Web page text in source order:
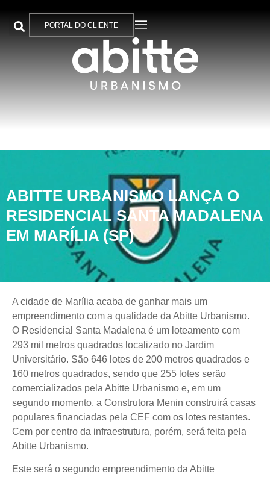
PORTAL DO CLIENTE
ABITTE URBANISMO LANÇA O
RESIDENCIAL SANTA MADALENA
EM MARÍLIA (SP)
A cidade de Marília acaba de ganhar mais um
empreendimento com a qualidade da Abitte Urbanismo.
O Residencial Santa Madalena é um loteamento com
293 mil metros quadrados localizado no Jardim
Universitário. São 646 lotes de 200 metros quadrados e
160 metros quadrados, sendo que 255 lotes serão
comercializados pela Abitte Urbanismo e, em um
segundo momento, a Construtora Menin construirá casas
populares financiadas pela CEF com os lotes restantes.
Cem por centro da infraestrutura, porém, será feita pela
Abitte Urbanismo.
Este será o segundo empreendimento da Abitte